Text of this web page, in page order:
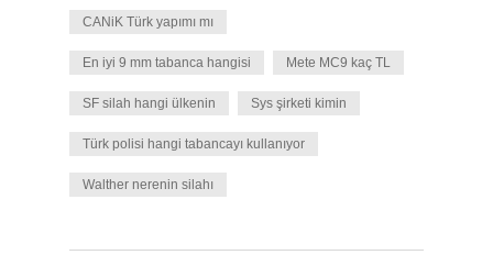
CANiK Türk yapımı mı
En iyi 9 mm tabanca hangisi Mete MC9 kaç TL
SF silah hangi ülkenin Sys şirketi kimin
Türk polisi hangi tabancayı kullanıyor
Walther nerenin silahı